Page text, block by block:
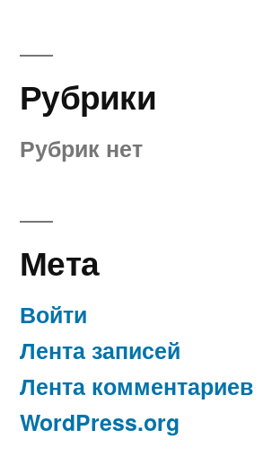
Рубрики
Рубрик нет
Мета
Войти
Лента записей
Лента комментариев
WordPress.org